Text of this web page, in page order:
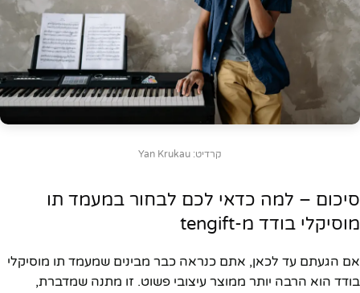
קרדיט: Yan Krukau
סיכום – למה כדאי לכם לבחור במעמד תו
מוסיקלי בודד מ-tengift
אם הגעתם עד לכאן, אתם כנראה כבר מבינים שמעמד תו מוסיקלי
בודד הוא הרבה יותר ממוצר עיצובי פשוט. זו מתנה שמדברת,